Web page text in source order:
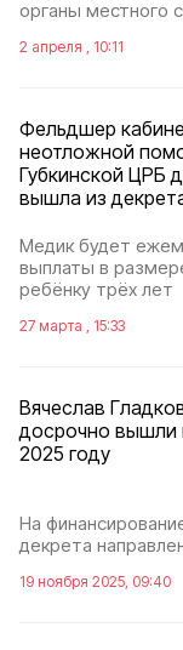
органы местного
2 апреля , 10:11
Фельдшер
неотложной
Губкинской ЦРБ
вышла из
Медик будет
выплаты в
ребёнку трёх лет
27 марта , 15:33
Вячеслав
досрочно вышли
2025 году
На
декрета
19 ноября 2025, 09:40